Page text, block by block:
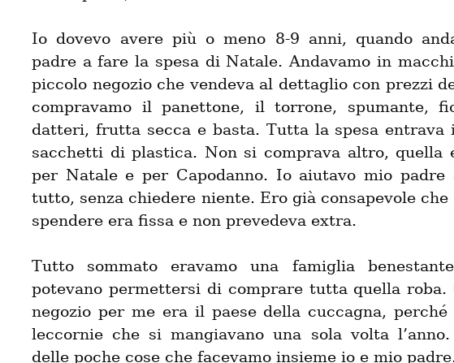
Io dovevo avere più o meno 8-9 anni, quando
padre a fare la spesa di Natale. Andavamo in
piccolo negozio che vendeva al dettaglio con prezzi
compravamo il panettone, il torrone, spumante,
datteri, frutta secca e basta. Tutta la spesa entrava
sacchetti di plastica. Non si comprava altro, quella
per Natale e per Capodanno. Io aiutavo mio
tutto, senza chiedere niente. Ero già consapevole che
spendere era fissa e non prevedeva extra.
Tutto sommato eravamo una famiglia
potevano permettersi di comprare tutta quella roba.
negozio per me era il paese della cuccagna,
leccornie che si mangiavano una sola volta
delle poche cose che facevamo insieme io e mio